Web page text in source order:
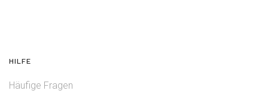
HILFE
Häufige Fragen